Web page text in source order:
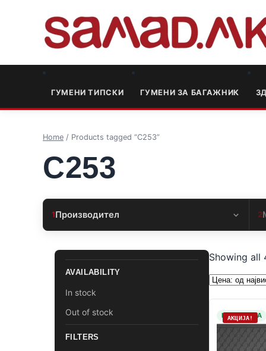
ГУМЕНИ ТИПСКИ ГУМЕНИ ЗА БАГАЖНИК
Home / Products tagged “C253”
C253
1Производител 2
AVAILABILITY
In stock
Out of stock
FILTERS
Showing all
НА ЗАЛИХА
АКЦИЈА!